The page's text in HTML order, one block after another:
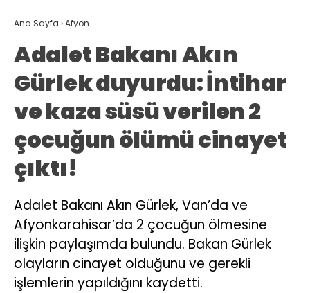
Ana Sayfa ›Afyon
Adalet Bakanı Akın
Gürlek duyurdu: İntihar
ve kaza süsü verilen 2
çocuğun ölümü cinayet
çıktı!
Adalet Bakanı Akın Gürlek, Van’da ve
Afyonkarahisar’da 2 çocuğun ölmesine
ilişkin paylaşımda bulundu. Bakan Gürlek
olayların cinayet olduğunu ve gerekli
işlemlerin yapıldığını kaydetti.